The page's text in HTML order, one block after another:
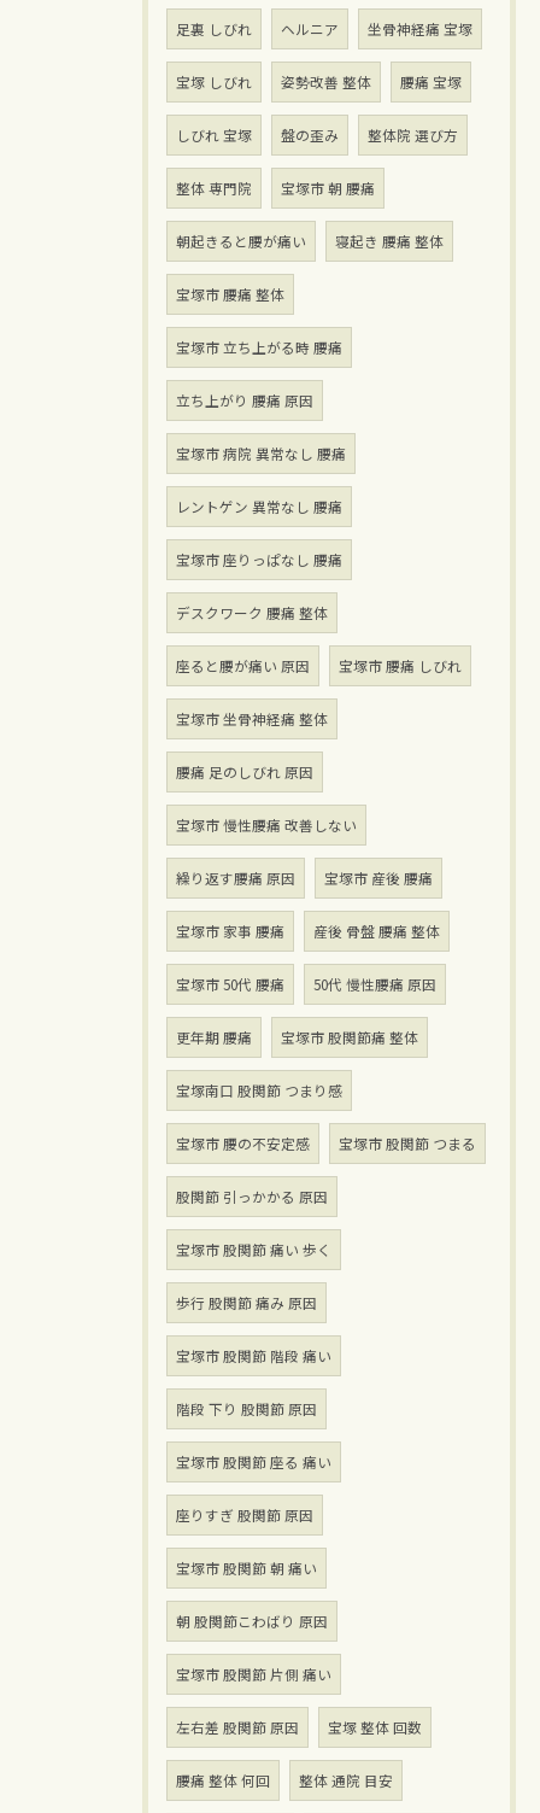
足裏 しびれ ヘルニア 坐骨神経痛 宝塚
宝塚 しびれ 姿勢改善 整体 腰痛 宝塚
しびれ 宝塚 盤の歪み 整体院 選び方
整体 専門院 宝塚市 朝 腰痛
朝起きると腰が痛い 寝起き 腰痛 整体
宝塚市 腰痛 整体
宝塚市 立ち上がる時 腰痛
立ち上がり 腰痛 原因
宝塚市 病院 異常なし 腰痛
レントゲン 異常なし 腰痛
宝塚市 座りっぱなし 腰痛
デスクワーク 腰痛 整体
座ると腰が痛い 原因 宝塚市 腰痛 しびれ
宝塚市 坐骨神経痛 整体
腰痛 足のしびれ 原因
宝塚市 慢性腰痛 改善しない
繰り返す腰痛 原因 宝塚市 産後 腰痛
宝塚市 家事 腰痛 産後 骨盤 腰痛 整体
宝塚市 50代 腰痛 50代 慢性腰痛 原因
更年期 腰痛 宝塚市 股関節痛 整体
宝塚南口 股関節 つまり感
宝塚市 腰の不安定感 宝塚市 股関節 つまる
股関節 引っかかる 原因
宝塚市 股関節 痛い 歩く
歩行 股関節 痛み 原因
宝塚市 股関節 階段 痛い
階段 下り 股関節 原因
宝塚市 股関節 座る 痛い
座りすぎ 股関節 原因
宝塚市 股関節 朝 痛い
朝 股関節こわばり 原因
宝塚市 股関節 片側 痛い
左右差 股関節 原因 宝塚 整体 回数
腰痛 整体 何回 整体 通院 目安